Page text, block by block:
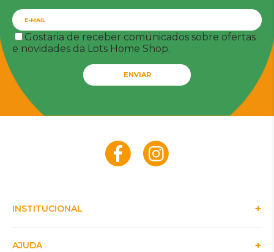
Gostaria de receber comunicados sobre ofertas
e novidades da Lots Home Shop.
ENVIAR
INSTITUCIONAL
AJUDA